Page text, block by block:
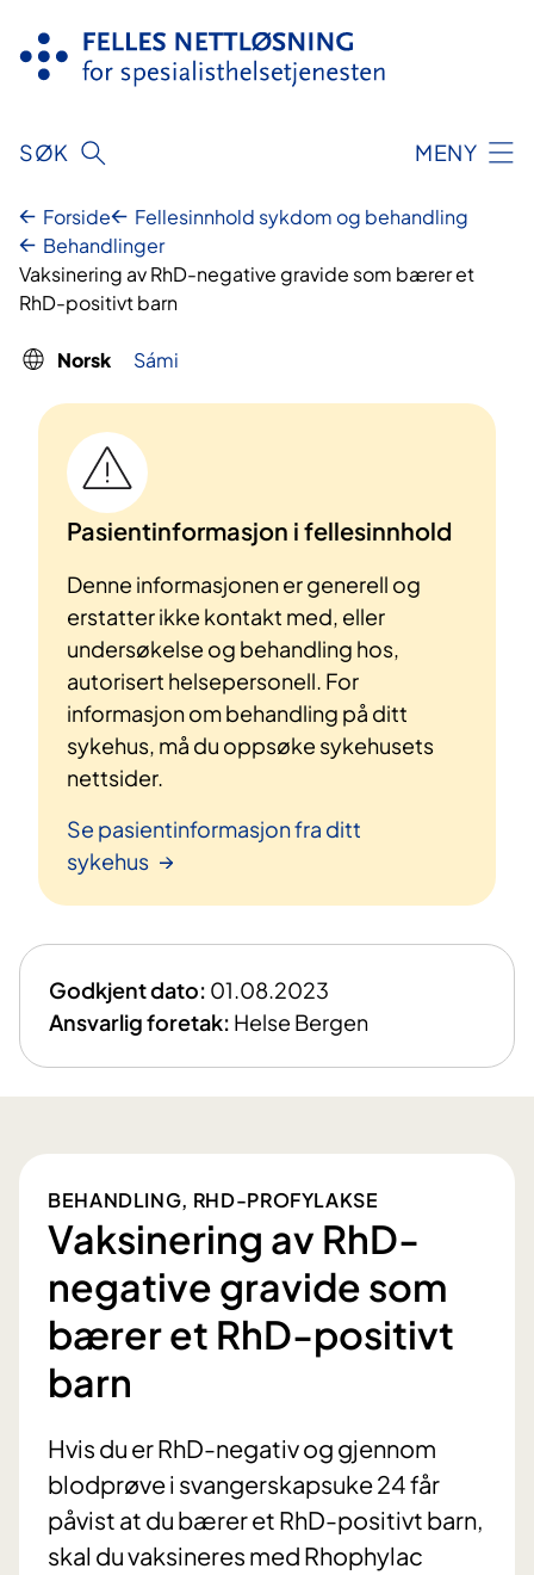
innhold
SØK MENY
Forside
Fellesinnhold sykdom og behandling
Behandlinger
Vaksinering av RhD-negative gravide som bærer et
RhD-positivt barn
Norsk Sámi
Pasientinformasjon i fellesinnhold
Denne informasjonen er generell og
erstatter ikke kontakt med, eller
undersøkelse og behandling hos,
autorisert helsepersonell. For
informasjon om behandling på ditt
sykehus, må du oppsøke sykehusets
nettsider.
Se pasientinformasjon fra ditt
sykehus
Godkjent dato: 01.08.2023
Ansvarlig foretak: Helse Bergen
BEHANDLING, RHD-PROFYLAKSE
Vaksinering av RhD-
negative gravide som
bærer et RhD-positivt
barn
Hvis du er RhD-negativ og gjennom
blodprøve i svangerskapsuke 24 får
påvist at du bærer et RhD-positivt barn,
skal du vaksineres med Rhophylac